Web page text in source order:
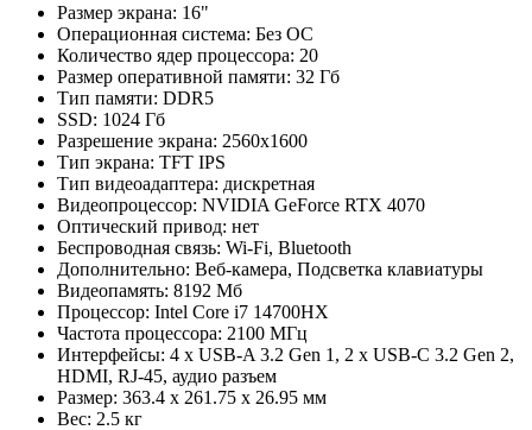
Размер экрана: 16"
Операционная система: Без ОС
Количество ядер процессора: 20
Размер оперативной памяти: 32 Гб
Тип памяти: DDR5
SSD: 1024 Гб
Разрешение экрана: 2560x1600
Тип экрана: TFT IPS
Тип видеоадаптера: дискретная
Видеопроцессор: NVIDIA GeForce RTX 4070
Оптический привод: нет
Беспроводная связь: Wi-Fi, Bluetooth
Дополнительно: Веб-камера, Подсветка клавиатуры
Видеопамять: 8192 Мб
Процессор: Intel Core i7 14700HX
Частота процессора: 2100 МГц
Интерфейсы: 4 x USB-A 3.2 Gen 1, 2 x USB-C 3.2 Gen 2,
HDMI, RJ-45, аудио разъем
Размер: 363.4 x 261.75 x 26.95 мм
Вес: 2.5 кг